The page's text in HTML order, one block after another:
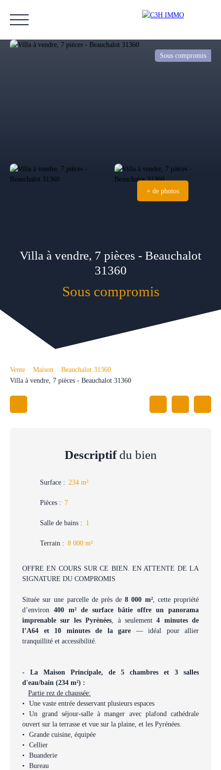
Estimation
Sous compromis
+ de photos
Villa à vendre, 7 pièces - Beauchalot
31360
Sous compromis
Vente Maison
Beauchalot 31360
Villa à vendre, 7 pièces - Beauchalot 31360
Descriptifdu bien
Surface : 234 m²
Pièces : 7
Salle de bains : 1
Terrain : 8 000 m²
​​OFFRE EN COURS SUR CE BIEN. EN ATTENTE DE LA
SIGNATURE DU COMPROMIS
Située sur une parcelle de près de8 000 m², cette propriété
d’environ 400 m² de surface bâtie offre un panorama
imprenable sur les Pyrénées , à seulement4 minutes de
l’A64 et 10 minutes de la gare — idéal pour allier
tranquillité et accessibilité.
- La Maison Principale, de 5 chambres et 3 salles
d'eau/bain (234 m²) :
Partie rez de chaussée:
Une vaste entrée desservant plusieurs espaces
Un grand séjour-salle à manger avec plafond cathédrale
ouvert sur la terrasse et vue sur la plaine, et les Pyrénées.
Grande cuisine, équipée
Cellier
Buanderie
Bureau